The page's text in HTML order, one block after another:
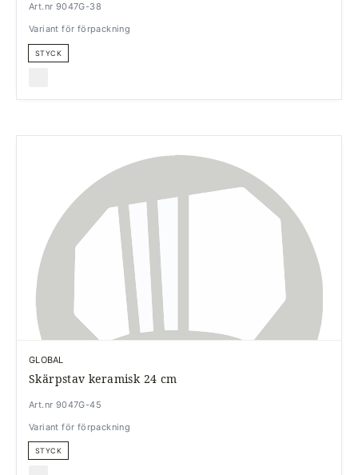
Art.nr 9047G-38
Variant för förpackning
STYCK
GLOBAL
Skärpstav keramisk 24 cm
Art.nr 9047G-45
Variant för förpackning
STYCK